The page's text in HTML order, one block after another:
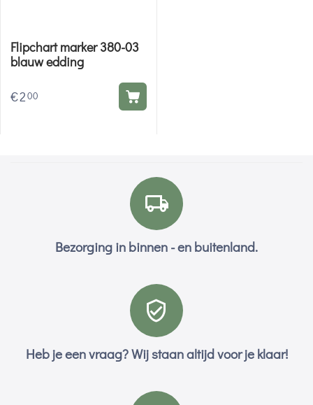
Flipchart marker 380-03
blauw edding
€200
Bezorging in binnen - en buitenland.
Heb je een vraag? Wij staan altijd voor je klaar!